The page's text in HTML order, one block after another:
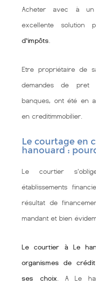
Acheter avec à un
excellente solution
d'impôts
Etre propriétaire de
demandes de pret
banques, ont été en
en creditimmobilier.
Le courtage en
hanouard :
Le courtier
établissements
résultat de
mandant et bien
Le courtier à Le
organismes de
ses choix . A Le